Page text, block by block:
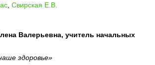
Свирская Е.В.
Валерьевна, учитель начальных
здоровье»